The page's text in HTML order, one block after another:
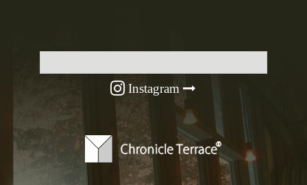
Instagram